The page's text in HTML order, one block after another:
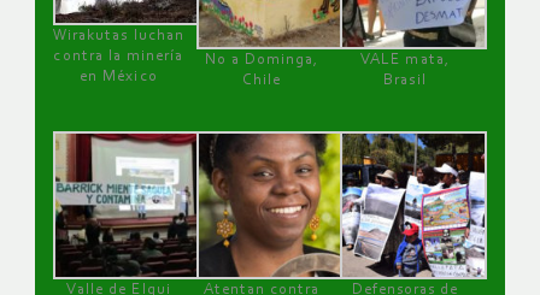
Wirakutas luchan
contra la minería
en México
No a Dominga,
Chile
VALE mata,
Brasil
Valle de Elqui
Atentan contra
Defensoras de